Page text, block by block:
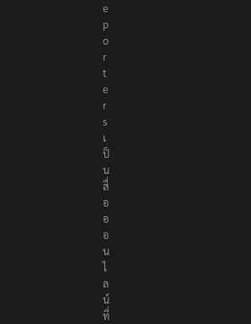
e
p
o
r
t
e
r
s
เ
ป็
น
สื่
อ
อ
อ
น
ไ
ล
น์
ที่